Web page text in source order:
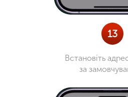
13
Встановіть
за